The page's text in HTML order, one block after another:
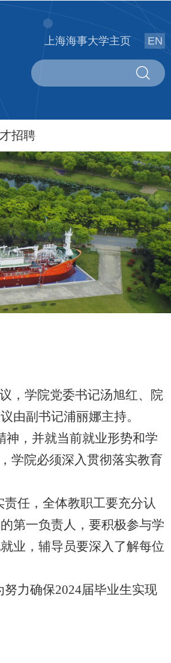
上海海事大学主页 EN
招聘
，学院党委书记汤旭红、院
由副书记浦丽娜主持。
神，并就当前就业形势和学
学院必须深入贯彻落实教育
任，全体教职工要充分认
第一负责人，要积极参与学
业，辅导员要深入了解每位
力确保2024届毕业生实现